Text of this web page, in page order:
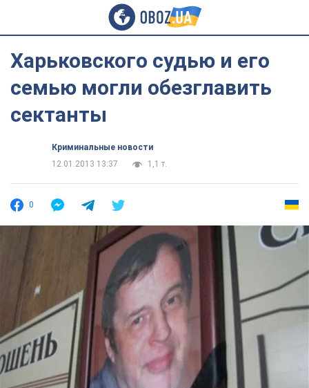
Харьковского судью и его
семью могли обезглавить
сектанты
Криминальные новости
12.01.2013 13:37
1,1 т.
0